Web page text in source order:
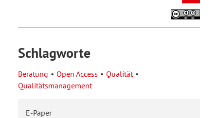
Schlagworte
Beratung Open Access
Qualität
Qualitätsmanagement
E-Paper